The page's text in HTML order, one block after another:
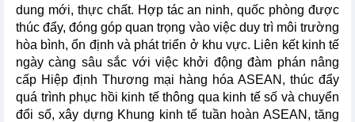
dung mới, thực chất. Hợp tác an ninh, quốc phòng được
thúc đẩy, đóng góp quan trọng vào việc duy trì môi trường
hòa bình, ổn định và phát triển ở khu vực. Liên kết kinh tế
ngày càng sâu sắc với việc khởi động đàm phán nâng
cấp Hiệp định Thương mại hàng hóa ASEAN, thúc đẩy
quá trình phục hồi kinh tế thông qua kinh tế số và chuyển
đổi số, xây dựng Khung kinh tế tuần hoàn ASEAN, tăng